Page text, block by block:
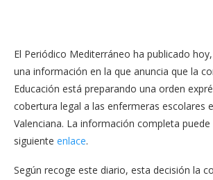
El Periódico Mediterráneo ha publicado
una información en la que anuncia que la
Educación está preparando una orden
cobertura legal a las enfermeras escolares
Valenciana. La información completa
siguiente enlace.
Según recoge este diario, esta decisión la